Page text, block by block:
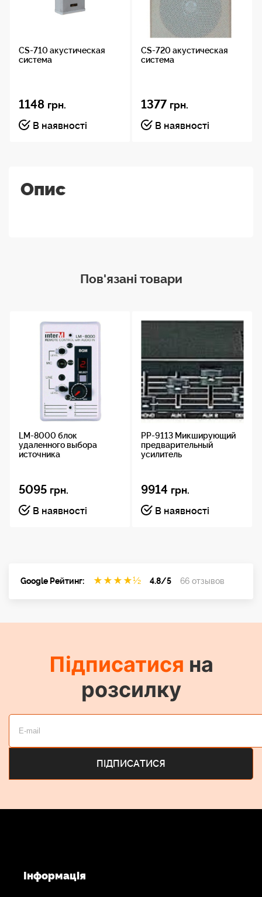
CS-710 акустическая
система
1148 грн.
В наявності
CS-720 акустическая
система
1377 грн.
В наявності
Опис
Пов'язані товари
LM-8000 блок
удаленного выбора
источника
5095 грн.
В наявності
PP-9113 Микширующий
предварительный
усилитель
9914 грн.
В наявності
Google Рейтинг: ★ ★ ★ ★½ 4.8/5 66 отзывов
Підписатися на
розсилку
Інформація